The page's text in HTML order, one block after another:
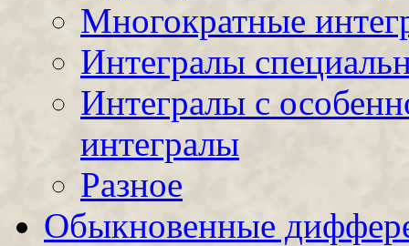
Многократные
Интегралы
Интегралы с
интегралы
Разное
Обыкновенные